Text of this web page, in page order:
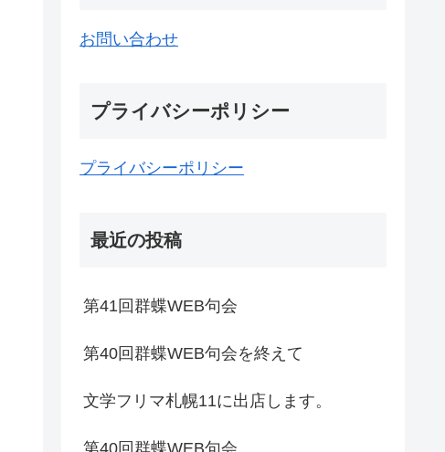
お問い合わせ
プライバシーポリシー
プライバシーポリシー
最近の投稿
第41回群蝶WEB句会
第40回群蝶WEB句会を終えて
文学フリマ札幌11に出店します。
第40回群蝶WEB句会